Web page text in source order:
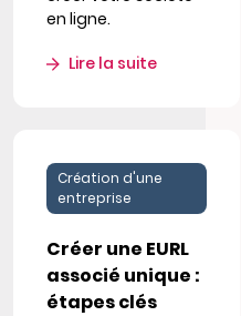
en ligne.
Lire la suite
Création d'une
entreprise
Créer une EURL
associé unique :
étapes clés